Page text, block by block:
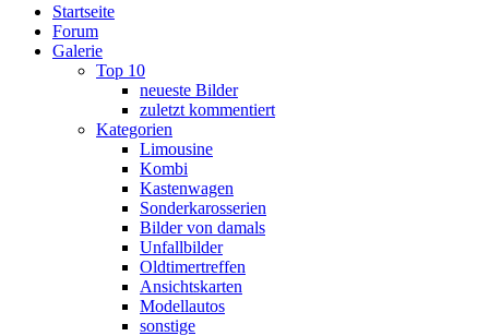
Startseite
Forum
Galerie
Top 10
neueste Bilder
zuletzt kommentiert
Kategorien
Limousine
Kombi
Kastenwagen
Sonderkarosserien
Bilder von damals
Unfallbilder
Oldtimertreffen
Ansichtskarten
Modellautos
sonstige